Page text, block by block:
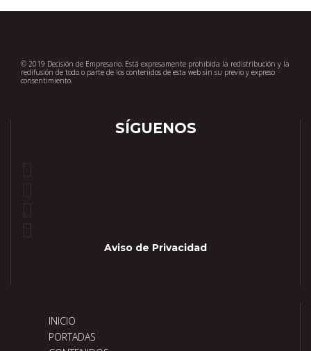
© 2019 Decisión de Empresario. Está expresamente prohibida la redistribución y la
redifusión de todo o parte de los contenidos de esta web sin su previo y expreso
consentimiento.
SÍGUENOS
Aviso de Privacidad
INICIO
PORTADAS